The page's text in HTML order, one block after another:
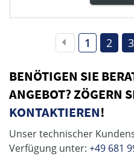
1 2 3
BENÖTIGEN SIE
ANGEBOT? ZÖGERN
KONTAKTIEREN!
Unser technischer
Verfügung unter: +49 681